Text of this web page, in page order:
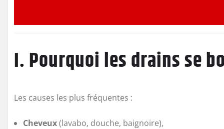
I. Pourquoi les drains se
Les causes les plus fréquentes :
Cheveux(lavabo, douche, baignoire),